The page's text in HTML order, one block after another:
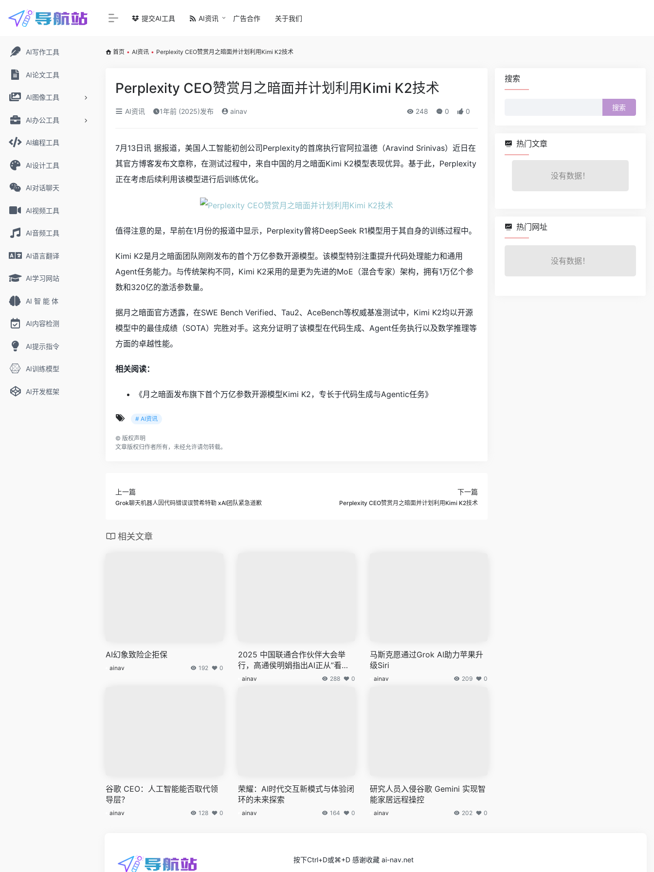
AI写作工具
AI论文工具
AI图像工具
AI办公工具
AI编程工具
AI设计工具
AI对话聊天
AI视频工具
AI音频工具
AI语言翻译
AI学习网站
AI 智 能 体
AI内容检测
AI提示指令
AI训练模型
AI开发框架
提交AI工具 AI资讯 广告合作 关于我们
首页 • AI资讯 • Perplexity CEO赞赏月之暗面并计划利用Kimi K2技术
Perplexity CEO赞赏月之暗面并计划利用Kimi K2技术
AI资讯 1年前 (2025)发布 ainav 248 0 0
7月13日讯 据报道，美国人工智能初创公司Perplexity的首席执行官阿拉温德（Aravind Srinivas）近日在
其官方博客发布文章称，在测试过程中，来自中国的月之暗面Kimi K2模型表现优异。基于此，Perplexity
正在考虑后续利用该模型进行后训练优化。
值得注意的是，早前在1月份的报道中显示，Perplexity曾将DeepSeek R1模型用于其自身的训练过程中。
Kimi K2是月之暗面团队刚刚发布的首个万亿参数开源模型。该模型特别注重提升代码处理能力和通用
Agent任务能力。与传统架构不同，Kimi K2采用的是更为先进的MoE（混合专家）架构，拥有1万亿个参
数和320亿的激活参数量。
据月之暗面官方透露，在SWE Bench Verified、Tau2、AceBench等权威基准测试中，Kimi K2均以开源
模型中的最佳成绩（SOTA）完胜对手。这充分证明了该模型在代码生成、Agent任务执行以及数学推理等
方面的卓越性能。
相关阅读：
《月之暗面发布旗下首个万亿参数开源模型Kimi K2，专长于代码生成与Agentic任务》
# AI资讯
© 版权声明
文章版权归作者所有，未经允许请勿转载。
上一篇
Grok聊天机器人因代码错误误赞希特勒 xAI团队紧急道歉
下一篇
Perplexity CEO赞赏月之暗面并计划利用Kimi K2技术
相关文章
AI幻象致险企拒保
ainav 192 0
2025 中国联通合作伙伴大会举
行，高通侯明娟指出AI正从”看得
见”迈向”用得上、用得起”
ainav 288 0
马斯克愿通过Grok AI助力苹果升
级Siri
ainav 209 0
谷歌 CEO：人工智能能否取代领
导层？
ainav 128 0
荣耀：AI时代交互新模式与体验闭
环的未来探索
ainav 164 0
研究人员入侵谷歌 Gemini 实现智
能家居远程操控
ainav 202 0
搜索
热门文章
没有数据！
热门网址
没有数据！
按下Ctrl+D或⌘+D 感谢收藏 ai-nav.net